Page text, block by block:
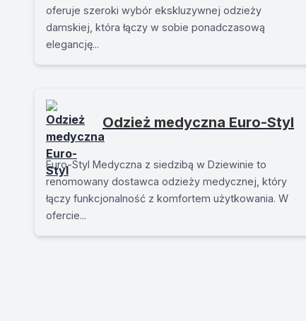
oferuje szeroki wybór ekskluzywnej odzieży
damskiej, która łączy w sobie ponadczasową
elegancję...
Odzież medyczna Euro-Styl
Euro-Styl Medyczna z siedzibą w Dziewinie to
renomowany dostawca odzieży medycznej, który
łączy funkcjonalność z komfortem użytkowania. W
ofercie...